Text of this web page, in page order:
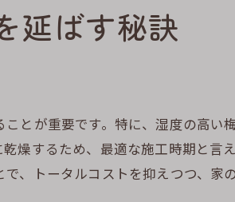
スサービスを利用する利点
塗装メンテナンスのポイント
の選定基準
ジュールの立て方
通気性の確保
た施工時期
延ばす秘訣
とが重要です。特に、湿度の高い
燥するため、最適な施工時期と言
、トータルコストを抑えつつ、家